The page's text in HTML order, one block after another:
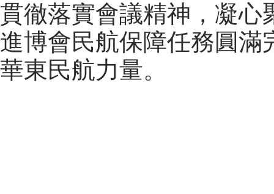
貫徹落實會議精神，凝心
進博會民航保障任務圓滿
華東民航力量。